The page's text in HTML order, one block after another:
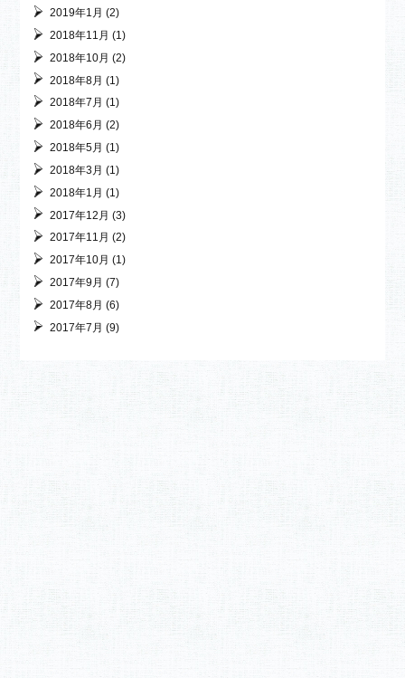
2019年1月 (2)
2018年11月 (1)
2018年10月 (2)
2018年8月 (1)
2018年7月 (1)
2018年6月 (2)
2018年5月 (1)
2018年3月 (1)
2018年1月 (1)
2017年12月 (3)
2017年11月 (2)
2017年10月 (1)
2017年9月 (7)
2017年8月 (6)
2017年7月 (9)